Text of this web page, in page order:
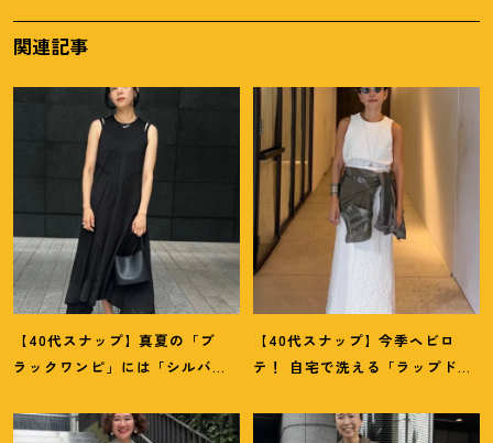
関連記事
【40代スナップ】真夏の「ブ
ラックワンピ」には「シルバー
果林さん
【40代スナップ】今季ヘビロ
テ ！
自宅で洗える「ラップドレ
乃婦さん